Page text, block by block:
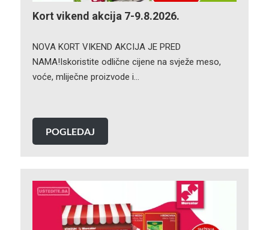
Kort vikend akcija 7-9.8.2026.
NOVA KORT VIKEND AKCIJA JE PRED
NAMA!Iskoristite odlične cijene na svježe meso,
voće, mliječne proizvode i…
POGLEDAJ